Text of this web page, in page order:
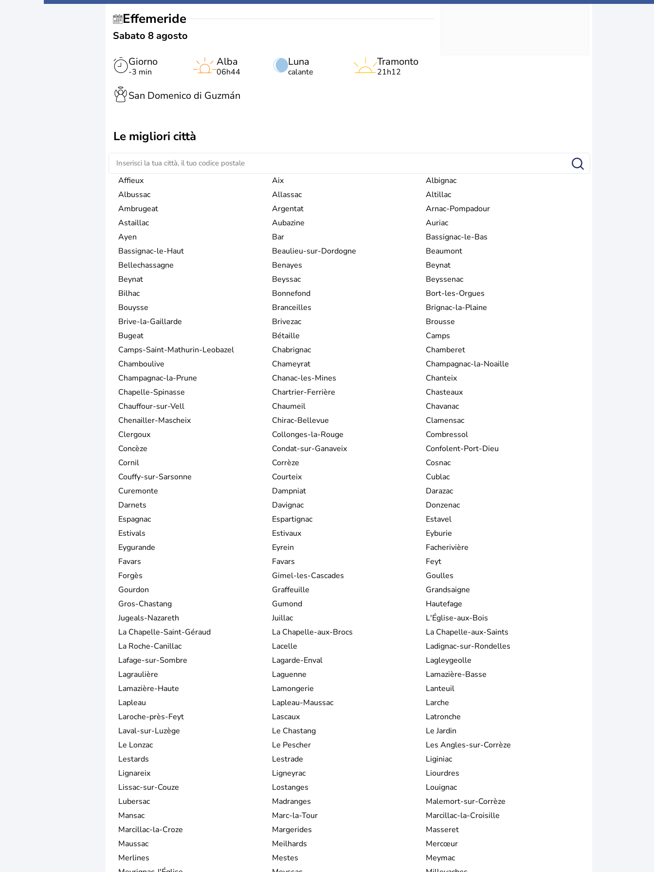
Effemeride
Sabato 8 agosto
Giorno
-3 min
Luna
calante
Alba
06h44
Tramonto
21h12
San Domenico di Guzmán
Le migliori città
Affieux Aix
Albignac
Albussac
Allassac
Altillac
Ambrugeat
Argentat
Arnac-Pompadour
Astaillac
Aubazine
Auriac
Ayen
Bar
Bassignac-le-Bas
Bassignac-le-Haut
Beaulieu-sur-Dordogne
Beaumont
Bellechassagne
Benayes
Beynat
Beynat
Beyssac
Beyssenac
Bilhac
Bonnefond
Bort-les-Orgues
Bouysse
Branceilles
Brignac-la-Plaine
Brive-la-Gaillarde
Brivezac
Brousse
Bugeat
Bétaille
Camps
Camps-Saint-Mathurin-Leobazel
Chabrignac
Chamberet
Chamboulive
Chameyrat
Champagnac-la-Noaille
Champagnac-la-Prune
Chanac-les-Mines
Chanteix
Chapelle-Spinasse
Chartrier-Ferrière
Chasteaux
Chauffour-sur-Vell
Chaumeil
Chavanac
Chenailler-Mascheix
Chirac-Bellevue
Clamensac
Clergoux
Collonges-la-Rouge
Combressol
Concèze
Condat-sur-Ganaveix
Confolent-Port-Dieu
Cornil
Corrèze
Cosnac
Couffy-sur-Sarsonne
Courteix
Cublac
Curemonte
Dampniat
Darazac
Darnets
Davignac
Donzenac
Espagnac
Espartignac
Estavel
Estivals
Estivaux
Eyburie
Eygurande
Eyrein
Facherivière
Favars
Favars
Feyt
Forgès
Gimel-les-Cascades
Goulles
Gourdon
Graffeuille
Grandsaigne
Gros-Chastang
Gumond
Hautefage
Jugeals-Nazareth
Juillac
L'Église-aux-Bois
La Chapelle-Saint-Géraud
La Chapelle-aux-Brocs
La Chapelle-aux-Saints
La Roche-Canillac
Lacelle
Ladignac-sur-Rondelles
Lafage-sur-Sombre
Lagarde-Enval
Lagleygeolle
Lagraulière
Laguenne
Lamazière-Basse
Lamazière-Haute
Lamongerie
Lanteuil
Lapleau
Lapleau-Maussac
Larche
Laroche-près-Feyt
Lascaux
Latronche
Laval-sur-Luzège
Le Chastang
Le Jardin
Le Lonzac
Le Pescher
Les Angles-sur-Corrèze
Lestards
Lestrade
Liginiac
Lignareix
Ligneyrac
Liourdres
Lissac-sur-Couze
Lostanges
Louignac
Lubersac
Madranges
Malemort-sur-Corrèze
Mansac
Marc-la-Tour
Marcillac-la-Croisille
Marcillac-la-Croze
Margerides
Masseret
Maussac
Meilhards
Mercœur
Merlines
Mestes
Meymac